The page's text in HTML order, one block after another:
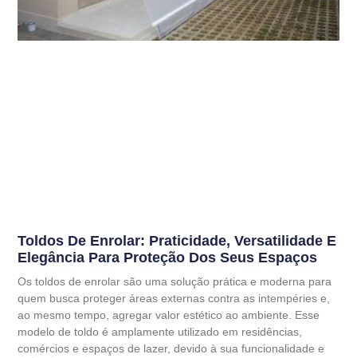
Toldos De Enrolar: Praticidade, Versatilidade E
Elegância Para Proteção Dos Seus Espaços
Os toldos de enrolar são uma solução prática e moderna para
quem busca proteger áreas externas contra as intempéries e,
ao mesmo tempo, agregar valor estético ao ambiente. Esse
modelo de toldo é amplamente utilizado em residências,
comércios e espaços de lazer, devido à sua funcionalidade e